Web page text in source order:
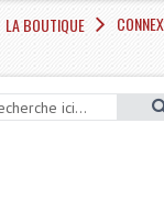
LA BOUTIQUE